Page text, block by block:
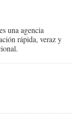
una agencia
rápida, veraz y